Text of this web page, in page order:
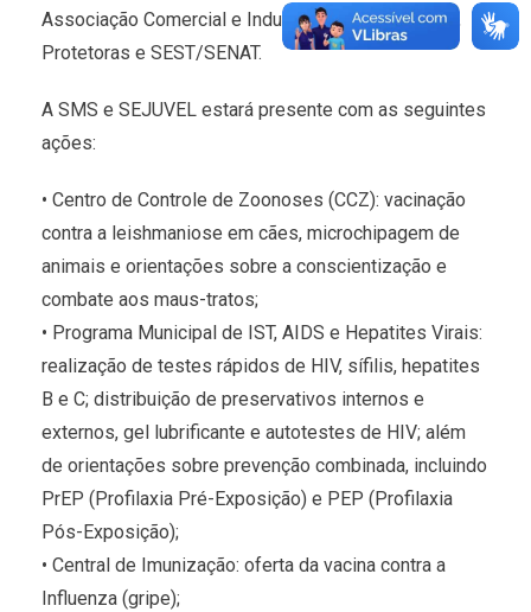
Associação Comercial e Industrial de Três Lagoas,
Protetoras e SEST/SENAT.
A SMS e SEJUVEL estará presente com as seguintes
ações:
• Centro de Controle de Zoonoses (CCZ): vacinação
contra a leishmaniose em cães, microchipagem de
animais e orientações sobre a conscientização e
combate aos maus-tratos;
• Programa Municipal de IST, AIDS e Hepatites Virais:
realização de testes rápidos de HIV, sífilis, hepatites
B e C; distribuição de preservativos internos e
externos, gel lubrificante e autotestes de HIV; além
de orientações sobre prevenção combinada, incluindo
PrEP (Profilaxia Pré-Exposição) e PEP (Profilaxia
Pós-Exposição);
• Central de Imunização: oferta da vacina contra a
Influenza (gripe);